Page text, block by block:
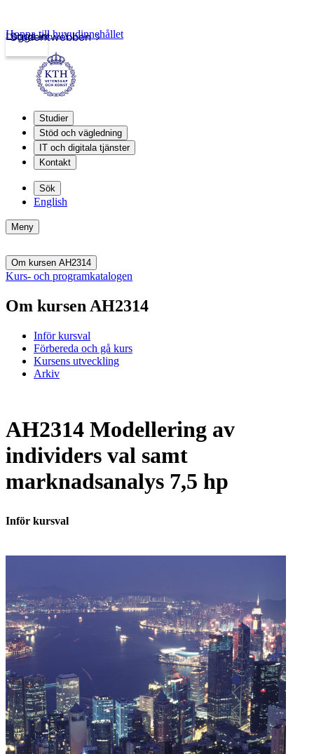
Studentwebben
Logga in
Hoppa till huvudinnehållet
Studier
Stöd och vägledning
IT och digitala tjänster
Kontakt
Sök
English
Meny
Om kursen AH2314
Kurs- och programkatalogen
Om kursen AH2314
Inför kursval
Förbereda och gå kurs
Kursens utveckling
Arkiv
AH2314 Modellering av
individers val samt
marknadsanalys 7,5 hp
Inför kursval